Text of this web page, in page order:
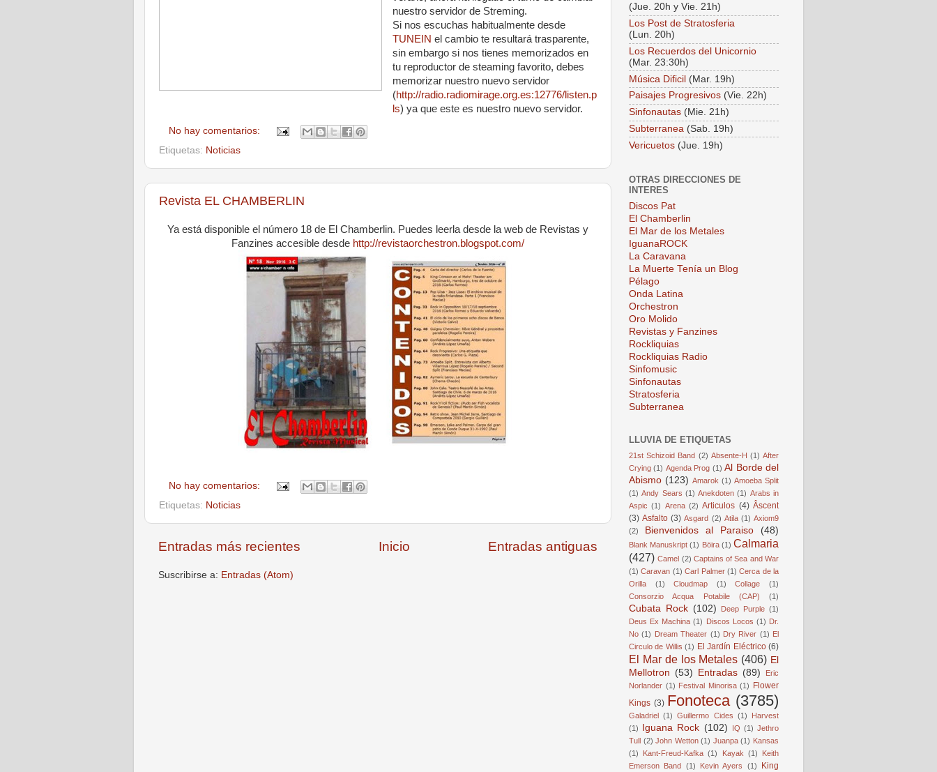
nuestro servidor de Streming.
Si nos escuchas habitualmente desde
TUNEIN el cambio te resultará trasparente,
sin embargo si nos tienes memorizados en
tu reproductor de steaming favorito, debes
memorizar nuestro nuevo servidor
(http://radio.radiomirage.org.es:12776/listen.p
ls) ya que este es nuestro nuevo servidor.
No hay comentarios:
Etiquetas: Noticias
Revista EL CHAMBERLIN
Ya está disponible el número 18 de El Chamberlin. Puedes leerla desde la web de Revistas y
Fanzines accesible desde http://revistaorchestron.blogspot.com/
No hay comentarios:
Etiquetas: Noticias
Entradas más recientes Entradas antiguas
Inicio
Suscribirse a: Entradas (Atom)
(Jue. 20h y Vie. 21h)
Los Post de Stratosferia
(Lun. 20h)
Los Recuerdos del Unicornio
(Mar. 23:30h)
Música Dificil (Mar. 19h)
Paisajes Progresivos (Vie. 22h)
Sinfonautas (Mie. 21h)
Subterranea (Sab. 19h)
Vericuetos (Jue. 19h)
OTRAS DIRECCIONES DE
INTERES
Discos Pat
El Chamberlin
El Mar de los Metales
IguanaROCK
La Caravana
La Muerte Tenía un Blog
Pélago
Onda Latina
Orchestron
Oro Molido
Revistas y Fanzines
Rockliquias
Rockliquias Radio
Sinfomusic
Sinfonautas
Stratosferia
Subterranea
LLUVIA DE ETIQUETAS
21st Schizoid Band (2) Absente-H (1) After
Crying (1) Agenda Prog (1) Al Borde del
Abismo (123) Amarok (1) Amoeba Split
(1) Andy Sears (1) Anekdoten (1) Arabs in
Aspic (1) Arena (2) Articulos (4) Âscent
(3) Asfalto (3) Asgard (2) Atila (1) Axiom9
(2)
Bienvenidos al Paraiso (48)
Blank Manuskript (1) Böira (1) Calmaria
(427) Camel (2) Captains of Sea and War
(1) Caravan (1) Carl Palmer (1) Cerca de la
Orilla
(1) Cloudmap (1) Collage
(1)
Consorzio Acqua Potabile (CAP)
(1)
Cubata Rock (102) Deep Purple (1)
Deus Ex Machina (1) Discos Locos (1) Dr.
No (1) Dream Theater (1) Dry River (1) El
Circulo de Willis (1) El Jardín Eléctrico (6)
El Mar de los Metales (406) El
Mellotron (53) Entradas (89)
Eric
Norlander (1) Festival Minorisa (1)
Flower
Kings (3) Fonoteca (3785)
Galadriel (1) Guillermo Cides (1)
Harvest
(1)
Iguana Rock (102) IQ (1) Jethro
Tull (2) John Wetton (1) Juanpa (1) Kansas
(1)
Kant-Freud-Kafka (1) Kayak (1)
Keith
Emerson Band (1) Kevin Ayers (1)
King